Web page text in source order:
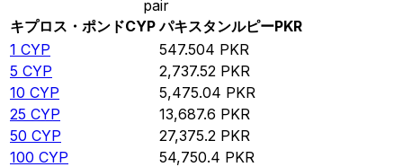
pair
キプロス・ポンドCYP パキスタンルピーPKR
1 CYP 547.504 PKR
5 CYP 2,737.52 PKR
10 CYP 5,475.04 PKR
25 CYP 13,687.6 PKR
50 CYP 27,375.2 PKR
100 CYP 54,750.4 PKR